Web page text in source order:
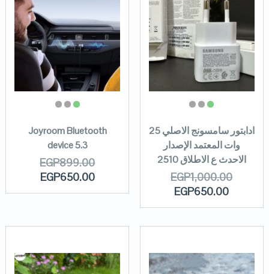
ادابتور سامسونج الاصلي 25
وات المعتمد الإصدار
الاحدث ع الاطلاق 2510
EGP1,000.00
EGP650.00
Joyroom Bluetooth
device 5.3
EGP899.00
EGP650.00